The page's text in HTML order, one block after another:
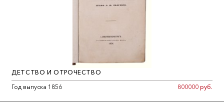
ДЕТСТВО И ОТРОЧЕСТВО
Год выпуска 1856
800000 руб.